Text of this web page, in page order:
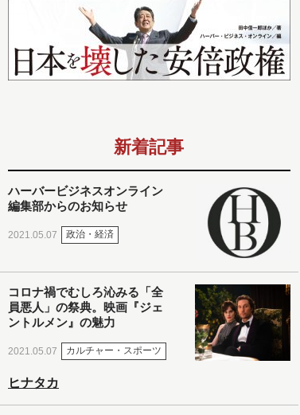
新着記事
ハーバービジネスオンライン
編集部からのお知らせ
2021.05.07 政治・経済
コロナ禍でむしろ沁みる「全
員悪人」の祭典。映画『ジェ
ントルメン』の魅力
2021.05.07 カルチャー・スポーツ
ヒナタカ